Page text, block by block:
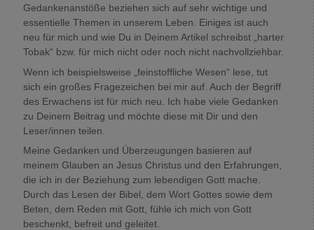
Gedankenanstöße beziehen sich auf sehr wichtige und
essentielle Themen in unserem Leben. Einiges ist auch
neu für mich und wie Du in Deinem Artikel schreibst „harter
Tobak“ bzw. für mich nicht oder noch nicht nachvollziehbar.
Wenn ich beispielsweise „feinstoffliche Wesen“ lese, tut
sich ein großes Fragezeichen bei mir auf. Auch der Begriff
des Erwachens ist für mich neu. Ich habe viele Gedanken
zu Deinem Beitrag und möchte diese mit Dir und den
Leser/innen teilen.
Meine Gedanken und Überzeugungen basieren auf
meinem Glauben an Jesus Christus und den Erfahrungen,
die ich in der Beziehung zum lebendigen Gott mache.
Durch das Lesen der Bibel, dem Wort Gottes sowie dem
Beten, dem Reden mit Gott, fühle ich mich von Gott
beschenkt, befreit und geleitet.